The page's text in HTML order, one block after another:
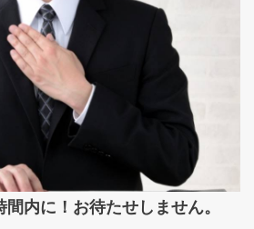
内に！お待たせしません。